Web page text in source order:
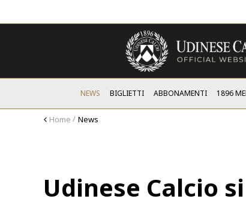
NEWS BIGLIETTI ABBONAMENTI 1896
Home News
Udinese Calcio